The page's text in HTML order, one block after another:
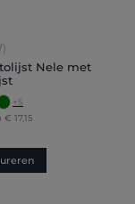
waardering van 4.71
Nele met
+5
€ 17,15